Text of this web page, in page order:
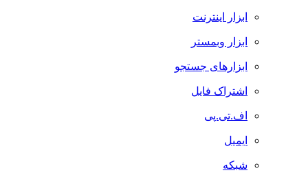
ابزار اینترنت
ابزار وبمستر
ابزارهای جستجو
اشتراک فایل
اف.تی.پی
ایمیل
شبکه